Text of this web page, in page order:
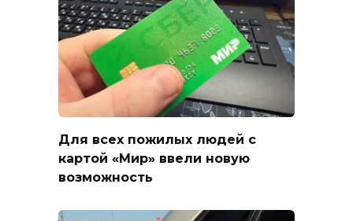
Для всех пожилых людей с
картой «Мир» ввели новую
возможность